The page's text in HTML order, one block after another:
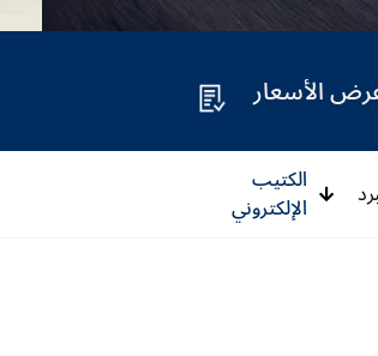
الأسعار
الكتيب
الإلكتروني